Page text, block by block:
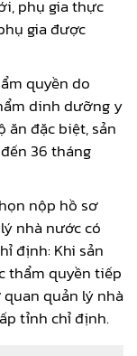
phụ gia thực
gia được
quyền do
dinh dưỡng y
ăn đặc biệt, sản
36 tháng
nộp hồ sơ
nhà nước có
định: Khi sản
thẩm quyền tiếp
quan quản lý nhà
tỉnh chỉ định.